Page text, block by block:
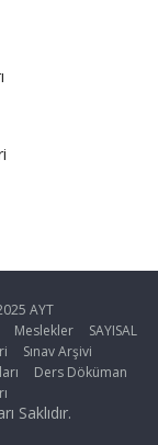
AYT
Meslekler
SAYISAL
Sınav Arşivi
Ders Döküman
Saklıdır.